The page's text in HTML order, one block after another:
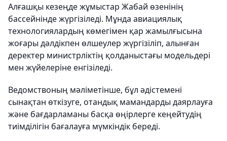
Алғашқы кезеңде жұмыстар Жабай өзенінің
бассейнінде жүргізіледі. Мұнда авиациялық
технологиялардың көмегімен қар жамылғысына
жоғары дәлдікпен өлшеулер жүргізіліп, алынған
деректер министрліктің қолданыстағы модельдері
мен жүйелеріне енгізіледі.
Ведомствоның мәліметінше, бұл әдістемені
сынақтан өткізуге, отандық мамандарды даярлауға
және бағдарламаны басқа өңірлерге кеңейтудің
тиімділігін бағалауға мүмкіндік береді.